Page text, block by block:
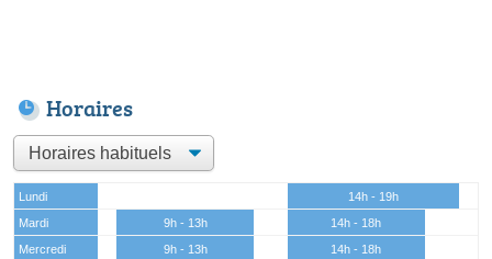
Horaires
Lundi
14h - 19h
Mardi
9h - 13h
14h - 18h
Mercredi
9h - 13h
14h - 18h